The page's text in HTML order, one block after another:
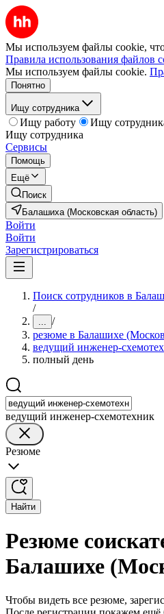
Мы используем файлы cookie,
Правила использования файлов
Мы используем файлы cookie.
Понятно
Ищу сотрудника
Ищу работу
Ищу
Ищу сотрудника
Сервисы
Помощь
Ещё
Поиск
Балашиха (Московская область)
Войти
Войти
Зарегистрироваться
Поиск сотрудников в
/
... /
резюме в Балашихе
ведущий инженер-
полный день
ведущий инженер-схемотехник
Резюме
Найти
Резюме
Балашихе
Чтобы видеть все резюме,